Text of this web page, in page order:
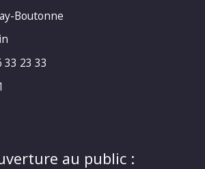
Boutonne
33 23 33
au public :